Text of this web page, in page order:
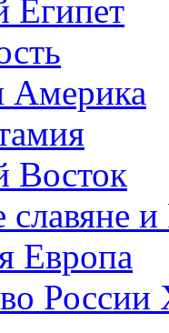
Египет
Америка
Восток
и
Европа